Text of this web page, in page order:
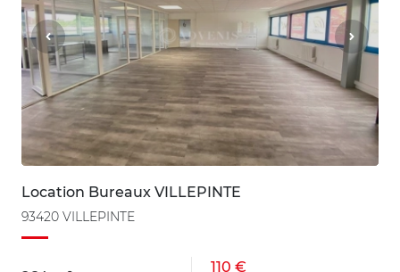
Location Bureaux VILLEPINTE
93420 VILLEPINTE
110 €